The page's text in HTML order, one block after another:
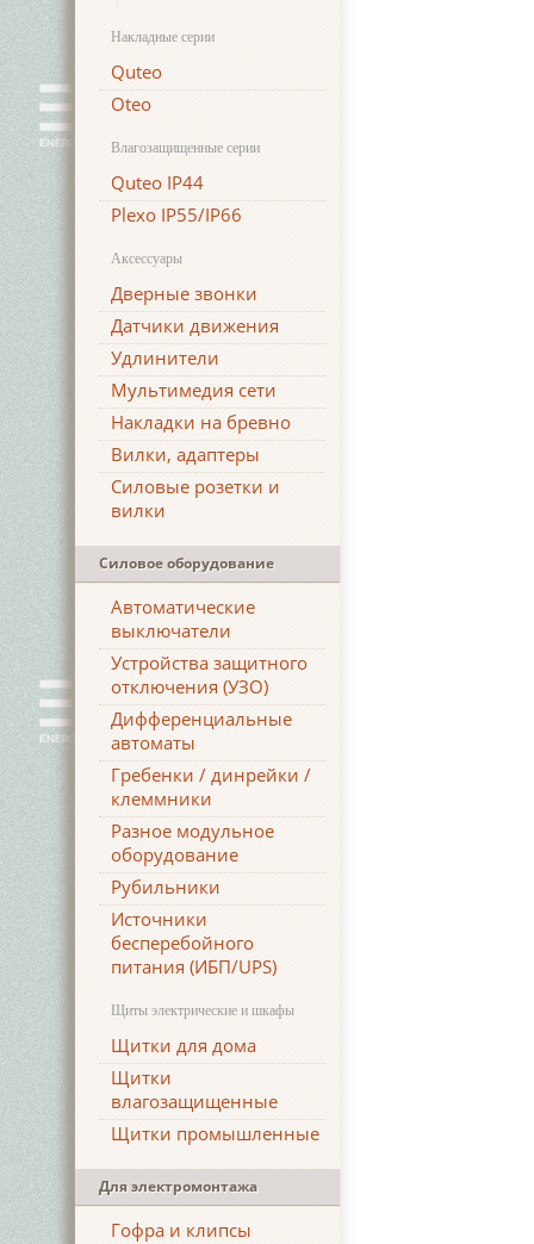
Накладные серии
Quteo
Oteo
Влагозащищенные серии
Quteo IP44
Plexo IP55/IP66
Аксессуары
Дверные звонки
Датчики движения
Удлинители
Мультимедия сети
Накладки на бревно
Вилки, адаптеры
Силовые розетки и
вилки
Силовое оборудование
Автоматические
выключатели
Устройства защитного
отключения (УЗО)
Дифференциальные
автоматы
Гребенки / динрейки /
клеммники
Разное модульное
оборудование
Рубильники
Источники
бесперебойного
питания (ИБП/UPS)
Щиты электрические и шкафы
Щитки для дома
Щитки
влагозащищенные
Щитки промышленные
Для электромонтажа
Гофра и клипсы